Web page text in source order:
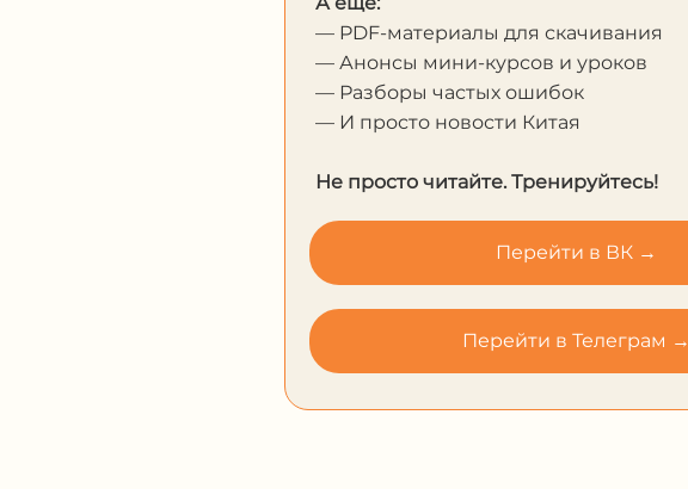
— PDF-материалы для скачивания
— Анонсы мини-курсов и уроков
— Разборы частых ошибок
— И просто новости Китая
Не просто читайте. Тренируйтесь!
Перейти в ВК →
Перейти в Телеграм →